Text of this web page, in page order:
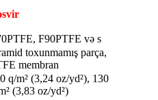
F90PTFE və s
toxunmamış parça,
membran
q/m² (3,24 oz/yd²), 130
(3,83 oz/yd²)